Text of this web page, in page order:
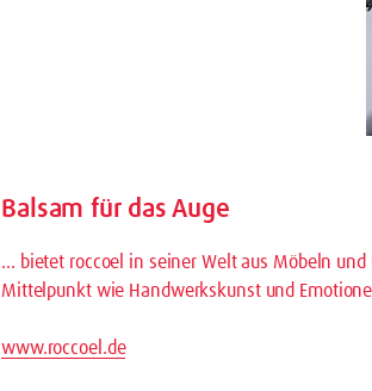
Balsam für das Auge
… bietet roccoel in seiner Welt aus Möbeln
Mittelpunkt wie Handwerkskunst und
www.roccoel.de